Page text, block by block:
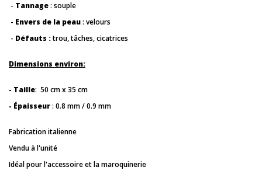
- Tannage: souple
- Envers de la peau: velours
- Défauts :trou, tâches, cicatrices
Dimensions environ:
- Taille: 50 cm x 35 cm
- Épaisseur: 0.8 mm / 0.9 mm
Fabrication italienne
Vendu à l'unité
Idéal pour l'accessoire et la maroquinerie